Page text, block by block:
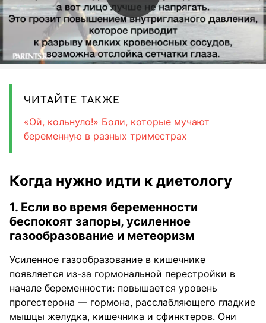
ЧИТАЙТЕ ТАКЖЕ
«Ой, кольнуло!» Боли, которые мучают
беременную в разных триместрах
Когда нужно идти к диетологу
1. Если во время беременности
беспокоят запоры, усиленное
газообразование и метеоризм
Усиленное газообразование в кишечнике
появляется из-за гормональной перестройки в
начале беременности: повышается уровень
прогестерона — гормона, расслабляющего гладкие
мышцы желудка, кишечника и сфинктеров. Они